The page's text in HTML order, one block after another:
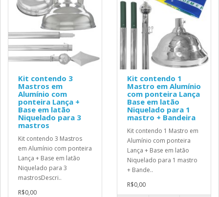
Kit contendo 3
Mastros em
Alumínio com
ponteira Lança +
Base em latão
Niquelado para 3
mastros
Kit contendo 3 Mastros
em Alumínio com ponteira
Lança + Base em latão
Niquelado para 3
mastrosDescri..
R$0,00
Kit contendo 1
Mastro em Alumínio
com ponteira Lança
Base em latão
Niquelado para 1
mastro + Bandeira
Kit contendo 1 Mastro em
Alumínio com ponteira
Lança + Base em latão
Niquelado para 1 mastro
+ Bande..
R$0,00